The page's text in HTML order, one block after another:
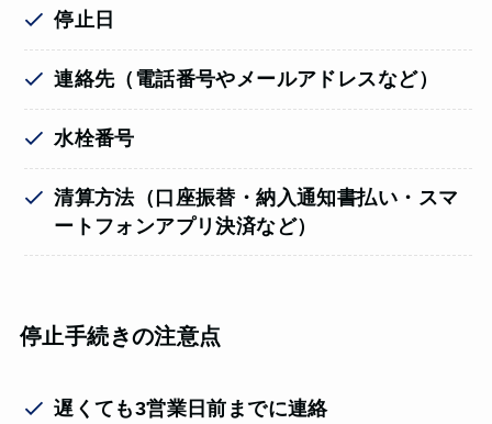
停止日
連絡先（電話番号やメールアドレスなど）
水栓番号
清算方法（口座振替・納入通知書払い・スマ
ートフォンアプリ決済など）
停止手続きの注意点
遅くても3営業日前までに連絡